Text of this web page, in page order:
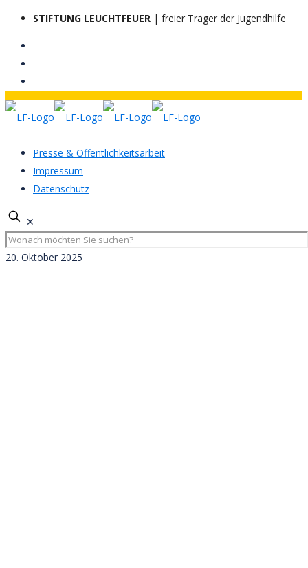
STIFTUNG LEUCHTFEUER | freier Träger der Jugendhilfe
Presse & Öffentlichkeitsarbeit
Impressum
Datenschutz
✕
20. Oktober 2025